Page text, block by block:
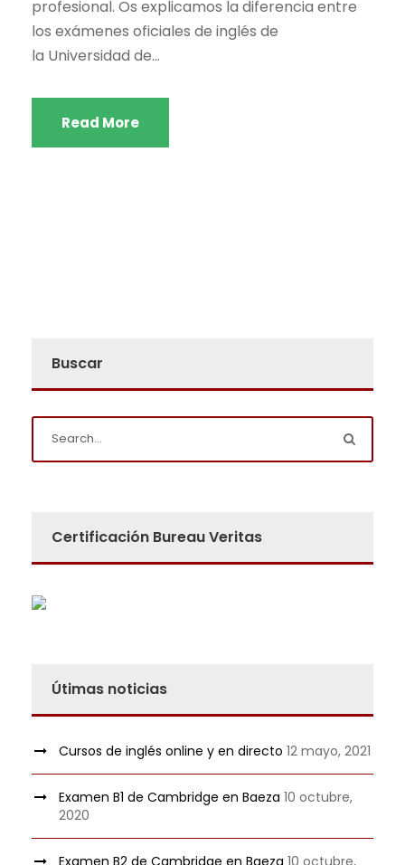
profesional. Os explicamos la diferencia entre
los exámenes oficiales de inglés de
la Universidad de...
Read More
Buscar
Certificación Bureau Veritas
Útimas noticias
Cursos de inglés online y en directo 12 mayo, 2021
Examen B1 de Cambridge en Baeza 10 octubre,
2020
Examen B2 de Cambridge en Baeza 10 octubre,